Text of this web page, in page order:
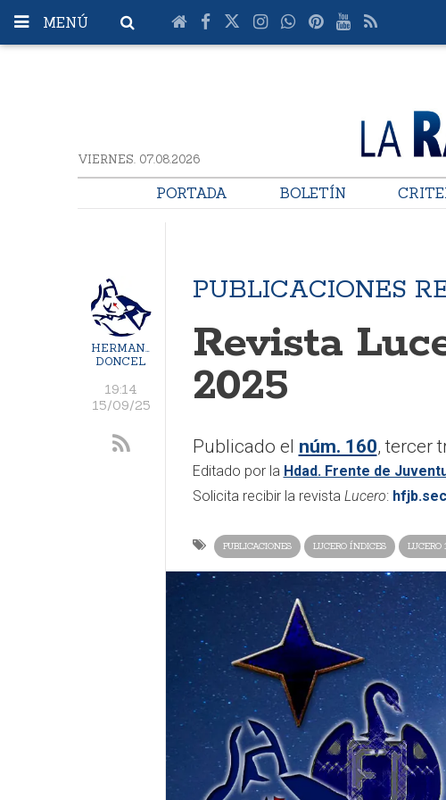
MENÚ
VIERNES. 07.08.2026
PORTADA BOLETÍN
HERMANDAD
DONCEL
19:14
15/09/25
PUBLICACIONES
Revista
2025
Publicado el núm. 160, tercer
Editado por la Hdad. Frente de
Solicita recibir la revista Lucero:
PUBLICACIONES LUCERO ÍNDICES LUCERO